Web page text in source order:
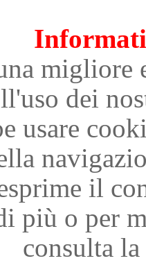
migliore
dei
usare
il
più o per
consulta